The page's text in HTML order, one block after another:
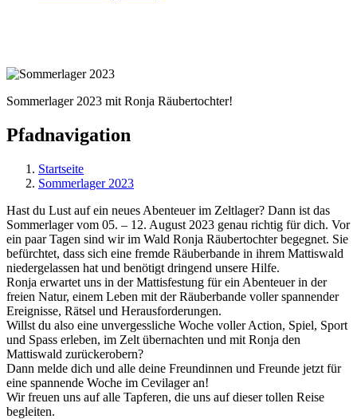
Sommerlager 2023 mit Ronja Räubertochter!
Pfadnavigation
Startseite
Sommerlager 2023
Hast du Lust auf ein neues Abenteuer im Zeltlager? Dann ist das
Sommerlager vom 05. – 12. August 2023 genau richtig für dich. Vor
ein paar Tagen sind wir im Wald Ronja Räubertochter begegnet. Sie
befürchtet, dass sich eine fremde Räuberbande in ihrem Mattiswald
niedergelassen hat und benötigt dringend unsere Hilfe.
Ronja erwartet uns in der Mattisfestung für ein Abenteuer in der
freien Natur, einem Leben mit der Räuberbande voller spannender
Ereignisse, Rätsel und Herausforderungen.
Willst du also eine unvergessliche Woche voller Action, Spiel, Sport
und Spass erleben, im Zelt übernachten und mit Ronja den
Mattiswald zurückerobern?
Dann melde dich und alle deine Freundinnen und Freunde jetzt für
eine spannende Woche im Cevilager an!
Wir freuen uns auf alle Tapferen, die uns auf dieser tollen Reise
begleiten.